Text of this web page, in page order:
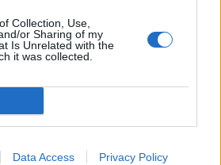
Collection, Use,
or Sharing of my
Is Unrelated with the
it was collected.
Data Access Privacy Policy